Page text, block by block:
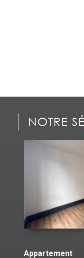
NOTRE
Immeuble